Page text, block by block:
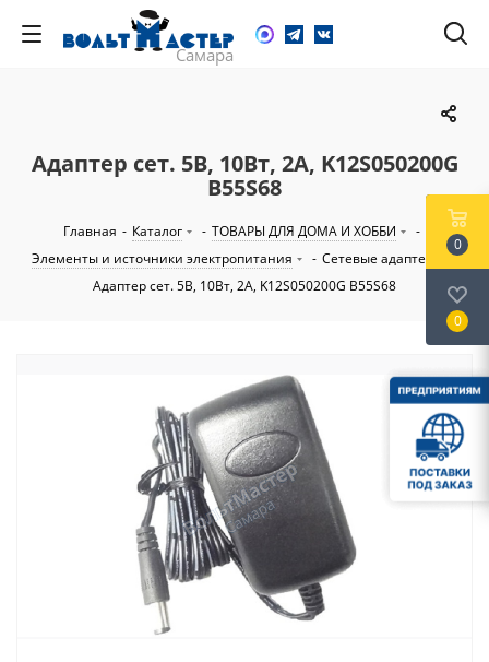
Адаптер сет. 5В, 10Вт, 2А, K12S050200G
B55S68
Главная - Каталог - ТОВАРЫ ДЛЯ ДОМА И ХОББИ
-
Элементы и источники электропитания
- Сетевые адаптеры
-
Адаптер сет. 5В, 10Вт, 2А, K12S050200G B55S68
0
0